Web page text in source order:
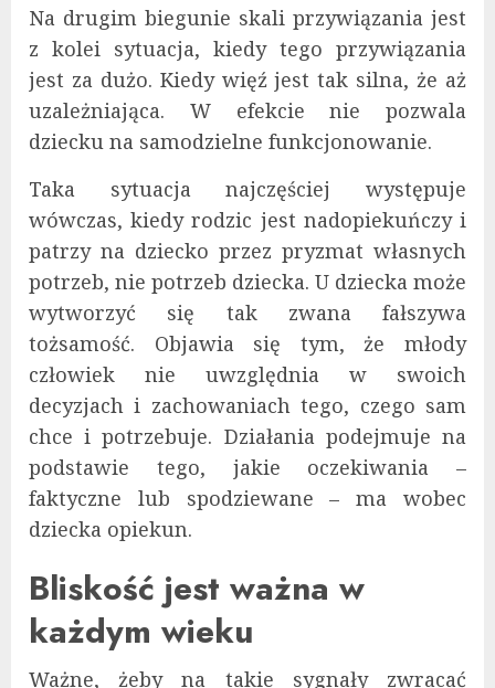
Na drugim biegunie skali przywiązania jest
z kolei sytuacja, kiedy tego przywiązania
jest za dużo. Kiedy więź jest tak silna, że aż
uzależniająca. W efekcie nie pozwala
dziecku na samodzielne funkcjonowanie.
Taka sytuacja najczęściej występuje
wówczas, kiedy rodzic jest nadopiekuńczy i
patrzy na dziecko przez pryzmat własnych
potrzeb, nie potrzeb dziecka. U dziecka może
wytworzyć się tak zwana fałszywa
tożsamość. Objawia się tym, że młody
człowiek nie uwzględnia w swoich
decyzjach i zachowaniach tego, czego sam
chce i potrzebuje. Działania podejmuje na
podstawie tego, jakie oczekiwania –
faktyczne lub spodziewane – ma wobec
dziecka opiekun.
Bliskość jest ważna w
każdym wieku
Ważne, żeby na takie sygnały zwracać